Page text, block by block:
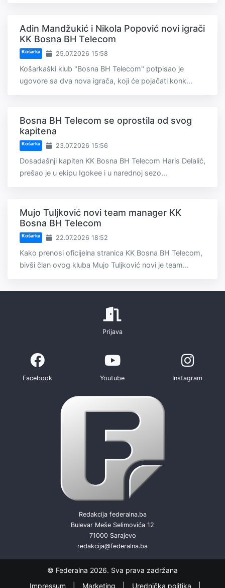
Adin Mandžukić i Nikola Popović novi igrači
KK Bosna BH Telecom
Košarka 25.07.2026 15:58
Košarkaški klub "Bosna BH Telecom" potpisao je
ugovore sa dva nova igrača, koji će pojačati konk...
Bosna BH Telecom se oprostila od svog
kapitena
Košarka 23.07.2026 15:56
Dosadašnji kapiten KK Bosna BH Telecom Haris Delalić,
prešao je u ekipu Igokee i u narednoj sezo...
Mujo Tuljković novi team manager KK
Bosna BH Telecom
Košarka 22.07.2026 18:52
Kako prenosi oficijelna stranica KK Bosna BH Telecom,
bivši član ovog kluba Mujo Tuljković novi je team...
Prijava
Facebook Youtube Instagram
Redakcija federalna.ba
Bulevar Meše Selimovića 12
71000 Sarajevo
redakcija@federalna.ba
© Federalna 2026. Sva prava zadržana
Impressum
Marketing Urednička politika